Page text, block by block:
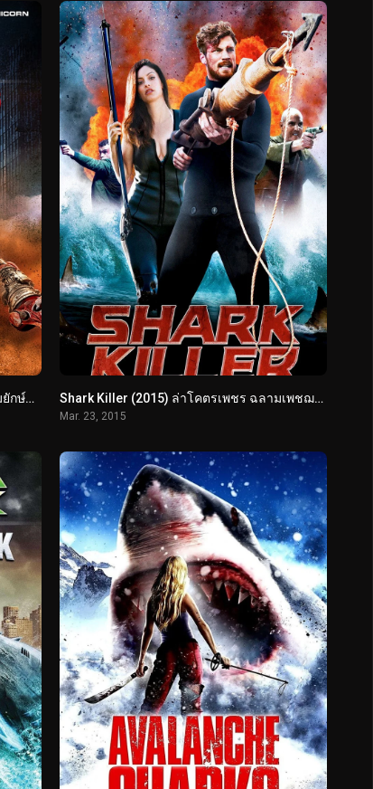
Mega Shark Vs. Kolossus (2015) ฉลามยักษ์ปะทะหุ่นพิฆาตล้างโลก Shark Killer (2015) ล่าโคตรเพชร ฉลามเพชฌฆาต
Mar. 23, 2015